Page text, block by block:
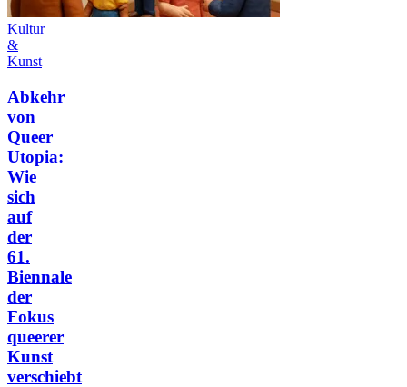
Kultur
&
Kunst
Abkehr
von
Queer
Utopia:
Wie
sich
auf
der
61.
Biennale
der
Fokus
queerer
Kunst
verschiebt